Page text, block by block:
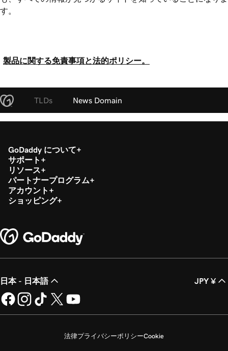
す。
製品に関する免責事項と法的ポリシー。
TLDs News Domain
GoDaddy について
サポート
リソース
パートナープログラム
アカウント
ショッピング
日本 - 日本語 JPY ¥
法律プライバシーポリシーCookie